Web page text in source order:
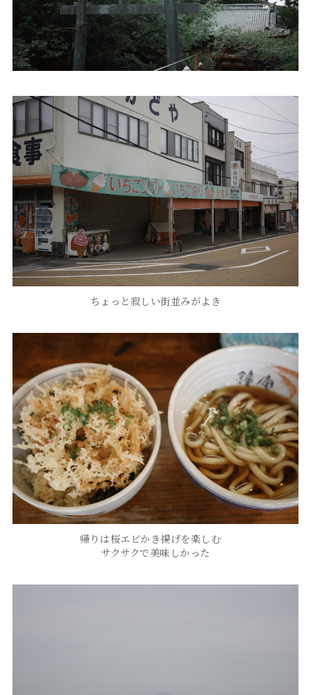
ちょっと寂しい街並みがよき
帰りは桜エビかき揚げを楽しむ
サクサクで美味しかった